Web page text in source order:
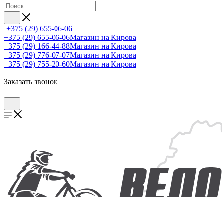
+375 (29) 655-06-06
+375 (29) 655-06-06Магазин на Кирова
+375 (29) 166-44-88Магазин на Кирова
+375 (29) 776-07-07Магазин на Кирова
+375 (29) 755-20-60Магазин на Кирова
Заказать звонок